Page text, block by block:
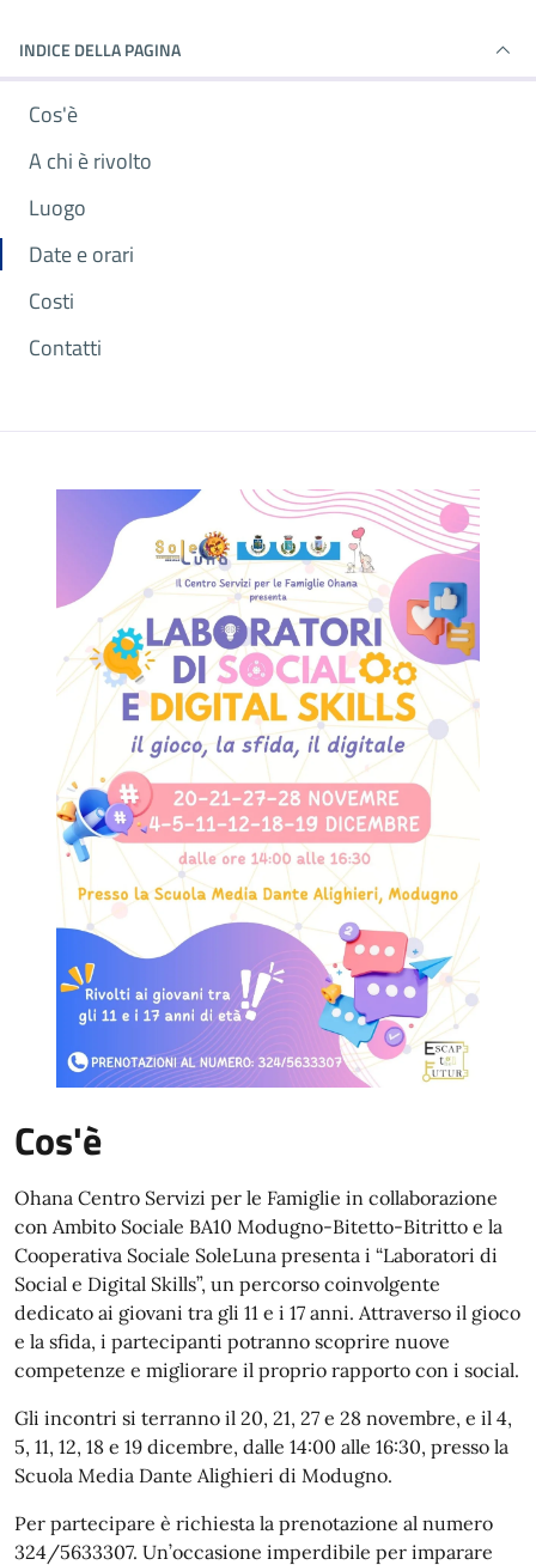
INDICE DELLA PAGINA
Cos'è
A chi è rivolto
Luogo
Date e orari
Costi
Contatti
Cos'è
Ohana Centro Servizi per le Famiglie in collaborazione
con Ambito Sociale BA10 Modugno-Bitetto-Bitritto e la
Cooperativa Sociale SoleLuna presenta i “Laboratori di
Social e Digital Skills”, un percorso coinvolgente
dedicato ai giovani tra gli 11 e i 17 anni. Attraverso il gioco
e la sfida, i partecipanti potranno scoprire nuove
competenze e migliorare il proprio rapporto con i social.
Gli incontri si terranno il 20, 21, 27 e 28 novembre, e il 4,
5, 11, 12, 18 e 19 dicembre, dalle 14:00 alle 16:30, presso la
Scuola Media Dante Alighieri di Modugno.
Per partecipare è richiesta la prenotazione al numero
324/5633307. Un’occasione imperdibile per imparare